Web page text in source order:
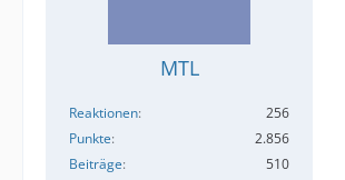
MTL
Reaktionen
256
Punkte
2.856
Beiträge
510